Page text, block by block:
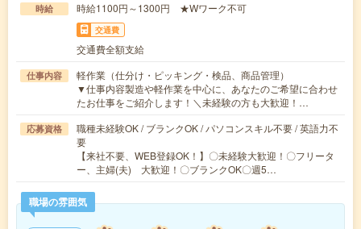
時給 時給1100円～1300円 ★Wワーク不可
交通費
交通費全額支給
仕事内容
軽作業（仕分け・ピッキング・検品、商品管理）
▼仕事内容製造や軽作業を中心に、あなたのご希望に合わせ
たお仕事をご紹介します！＼未経験の方も大歓迎！…
応募資格
職種未経験OK / ブランクOK / パソコンスキル不要 / 英語力不
要
【来社不要、WEB登録OK！】〇未経験大歓迎！〇フリータ
ー、主婦(夫) 大歓迎！〇ブランクOK〇週5…
職場の雰囲気